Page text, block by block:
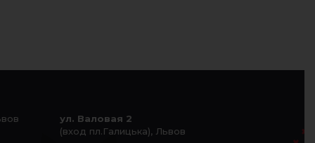
ул. Валовая 2
(вход пл.Галицька), Львов